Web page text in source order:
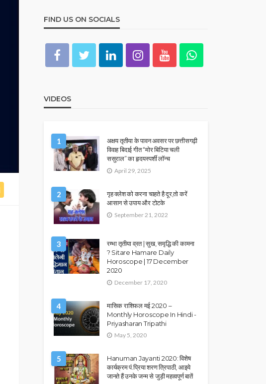
FIND US ON SOCIALS
VIDEOS
1
अक्षय तृतीया के पावन अवसर पर छत्तीसगढ़ी
विवाह बिदाई गीत “मोर बिटिया चली
ससुराल” का हृदयस्पर्शी लॉन्च
April 29, 2025
2
गृह क्लेश को करना चाहते है दूर,तो करें
आसान से उपाय और टोटके
September 21, 2022
3
रम्भा तृतीया व्रत | सुख, समृद्धि की कामना
? Sitare Hamare Daily
Horoscope | 17 December
2020
December 17, 2020
4
मासिक राशिफल मई 2020 –
Monthly Horoscope In Hindi -
Priyasharan Tripathi
May 5, 2020
5
Hanuman Jayanti 2020: विशेष
कार्यक्रम पं.प्रिया शरण त्रिपाठी, आइये
जानते हैं उनके जन्म से जुड़ी महत्वपूर्ण बातें